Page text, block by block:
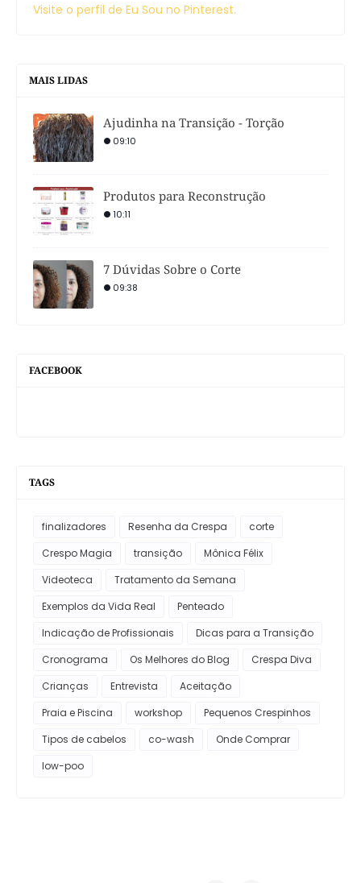
Visite o perfil de Eu Sou no Pinterest.
MAIS LIDAS
Ajudinha na Transição - Torção
09:10
Produtos para Reconstrução
10:11
7 Dúvidas Sobre o Corte
09:38
FACEBOOK
TAGS
finalizadores Resenha da Crespa
corte
Crespo Magia
transição
Mônica Félix
Videoteca
Tratamento da Semana
Exemplos da Vida Real
Penteado
Indicação de Profissionais
Dicas para a Transição
Cronograma
Os Melhores do Blog
Crespa Diva
Crianças
Entrevista
Aceitação
Praia e Piscina
workshop
Pequenos Crespinhos
Tipos de cabelos
co-wash
Onde Comprar
low-poo